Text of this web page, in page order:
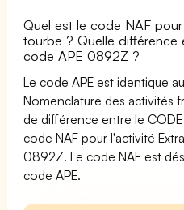
Quel est le code NAF
tourbe ? Quelle
code APE 0892Z ?
Le code APE est identique
Nomenclature des activités
de différence entre le CODE
code NAF pour l'activité
0892Z. Le code NAF est
code APE.